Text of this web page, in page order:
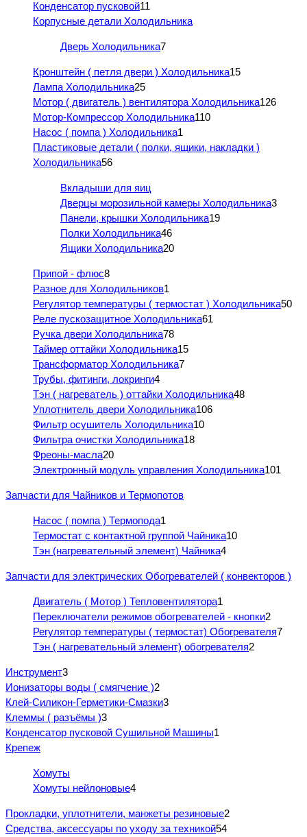
Конденсатор пусковой11
Корпусные детали Холодильника
Дверь Холодильника7
Кронштейн ( петля двери ) Холодильника15
Лампа Холодильника25
Мотор ( двигатель ) вентилятора Холодильника126
Мотор-Компрессор Холодильника110
Насос ( помпа ) Холодильника1
Пластиковые детали ( полки, ящики, накладки )
Холодильника56
Вкладыши для яиц
Дверцы морозильной камеры Холодильника3
Панели, крышки Холодильника19
Полки Холодильника46
Ящики Холодильника20
Припой - флюс8
Разное для Холодильников1
Регулятор температуры ( термостат ) Холодильника50
Реле пускозащитное Холодильника61
Ручка двери Холодильника78
Таймер оттайки Холодильника15
Трансформатор Холодильника7
Трубы, фитинги, локринги4
Тэн ( нагреватель ) оттайки Холодильника48
Уплотнитель двери Холодильника106
Фильтр осушитель Холодильника10
Фильтра очистки Холодильника18
Фреоны-масла20
Электронный модуль управления Холодильника101
Запчасти для Чайников и Термопотов
Насос ( помпа ) Термопода1
Термостат с контактной группой Чайника10
Тэн (нагревательный элемент) Чайника4
Запчасти для электрических Обогревателей ( конвекторов )
Двигатель ( Мотор ) Тепловентилятора1
Переключатели режимов обогревателей - кнопки2
Регулятор температуры ( термостат) Обогревателя7
Тэн ( нагревательный элемент) обогревателя2
Инструмент3
Ионизаторы воды ( смягчение )2
Клей-Силикон-Герметики-Смазки3
Клеммы ( разъёмы )3
Конденсатор пусковой Сушильной Машины1
Крепеж
Хомуты
Хомуты нейлоновые4
Прокладки, уплотнители, манжеты резиновые2
Средства, аксессуары по уходу за техникой54